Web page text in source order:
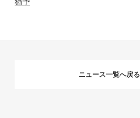
猶予
ニュース一覧へ戻る